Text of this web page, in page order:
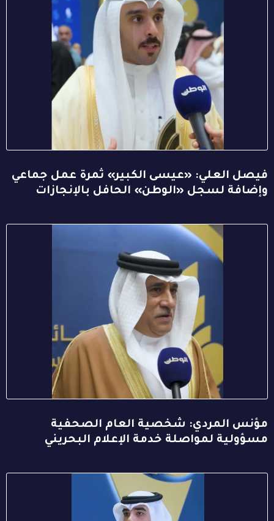
فيصل العلي: «عيسى الكبير» ثمرة عمل جماعي
وإضافة لسجل «الوطن» الحافل بالإنجازات
مؤنس المردي: شخصية العام الصحفية
مسؤولية لمواصلة خدمة الإعلام البحريني